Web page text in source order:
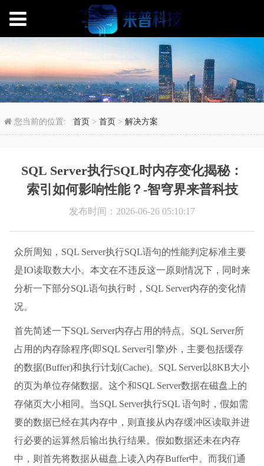
SQL Server执行SQL时
您当前的位置:首页 >首页 >解决方案
SQL Server执行SQL时内存变化揭秘：
索引如何影响性能？-智穹界来普科技
发布时间：2026-06-26 05:10:17
众所周知，SQL Server执行SQL语句的性能判定标准主要
是IO读取数大小。本文在不违反这一原则情况下，同时来
分析一下部分SQL语句执行时，SQL Server内存的变化情
况。
首先简述一下SQL Server内存占用的特点。SQL Server所
占用的内存除程序(即SQL Server引擎)外，主要包括缓存
的数据(Buffer)和执行计划(Cache)。SQL Server以8KB大小
的页为单位存储数据。这个和SQL Server数据在磁盘上的
存储页大小相同。当SQL Server执行SQL 语句时，假如需
要的数据已经在其内存中，则直接从内存缓冲区读取并进
行必要的运算然后输出执行结果。假如数据还未在内存
中，则首先将数据从磁盘上读入内存Buffer中。而我们通